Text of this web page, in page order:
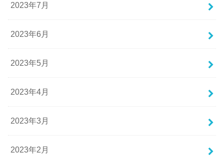
2023年7月
2023年6月
2023年5月
2023年4月
2023年3月
2023年2月